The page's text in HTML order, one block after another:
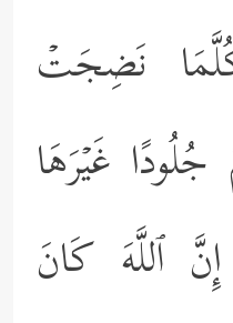
نَضِجَتۡ
غَیۡرَهَا
إِنَّ ٱللَّهَ كَانَ